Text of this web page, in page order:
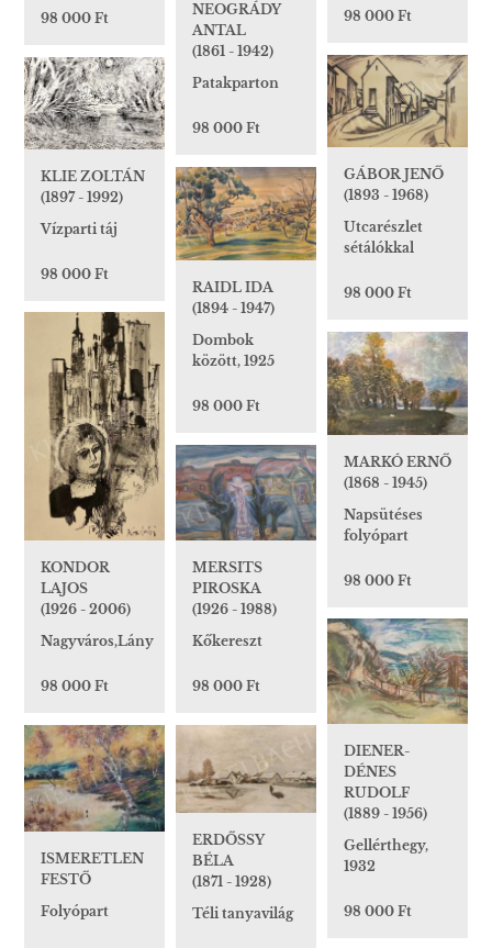
98 000 Ft 98 000 Ft
NEOGRÁDY
ANTAL
(1861 - 1942)
Patakparton
98 000 Ft
GÁBOR JENŐ
(1893 - 1968)
Utcarészlet
sétálókkal
98 000 Ft
KLIE ZOLTÁN
(1897 - 1992)
Vízparti táj
98 000 Ft
RAIDL IDA
(1894 - 1947)
Dombok
között, 1925
98 000 Ft
KONDOR
LAJOS
(1926 - 2006)
Nagyváros,Lány
98 000 Ft
MARKÓ ERNŐ
(1868 - 1945)
Napsütéses
folyópart
98 000 Ft
MERSITS
PIROSKA
(1926 - 1988)
Kőkereszt
98 000 Ft
DIENER-
DÉNES
RUDOLF
(1889 - 1956)
Gellérthegy,
1932
98 000 Ft
ISMERETLEN
FESTŐ
Folyópart
ERDŐSSY
BÉLA
(1871 - 1928)
Téli tanyavilág